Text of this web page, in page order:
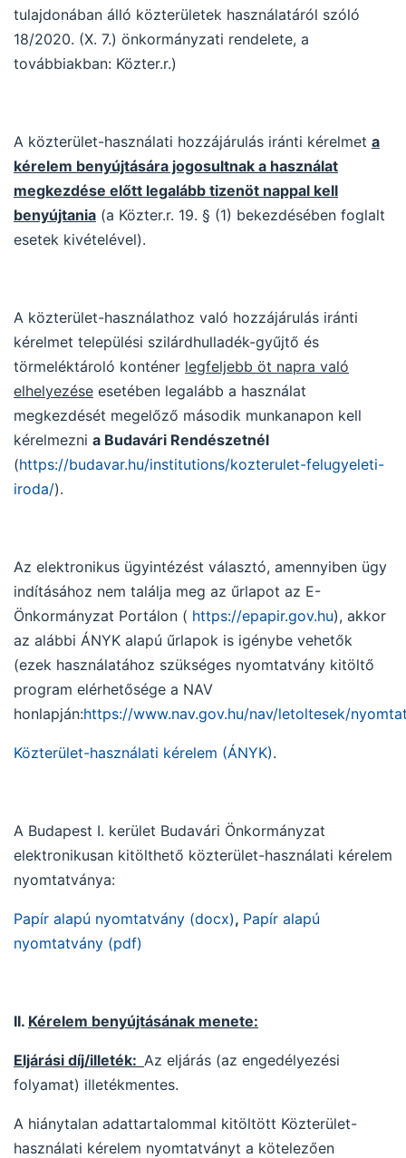
tulajdonában álló közterületek használatáról szóló
18/2020. (X. 7.) önkormányzati rendelete, a
továbbiakban: Közter.r.)
A közterület-használati hozzájárulás iránti kérelmet a
kérelem benyújtására jogosultnak a használat
megkezdése előtt legalább tizenöt nappal kell
benyújtania (a Közter.r. 19. § (1) bekezdésében foglalt
esetek kivételével).
A közterület-használathoz való hozzájárulás iránti
kérelmet települési szilárdhulladék-gyűjtő és
törmeléktároló konténer legfeljebb öt napra való
elhelyezése esetében legalább a használat
megkezdését megelőző második munkanapon kell
kérelmezni a Budavári Rendészetnél
(https://budavar.hu/institutions/kozterulet-felugyeleti-
iroda/).
Az elektronikus ügyintézést választó, amennyiben ügy
indításához nem találja meg az űrlapot az E-
Önkormányzat Portálon ( https://epapir.gov.hu), akkor
az alábbi ÁNYK alapú űrlapok is igénybe vehetők
(ezek használatához szükséges nyomtatvány kitöltő
program elérhetősége a NAV
honlapján:https://www.nav.gov.hu/nav/letoltesek/
Közterület-használati kérelem (ÁNYK).
A Budapest I. kerület Budavári Önkormányzat
elektronikusan kitölthető közterület-használati kérelem
nyomtatványa:
Papír alapú nyomtatvány (docx), Papír alapú
nyomtatvány (pdf)
II. Kérelem benyújtásának menete:
Eljárási díj/illeték: Az eljárás (az engedélyezési
folyamat) illetékmentes.
A hiánytalan adattartalommal kitöltött Közterület-
használati kérelem nyomtatványt a kötelezően